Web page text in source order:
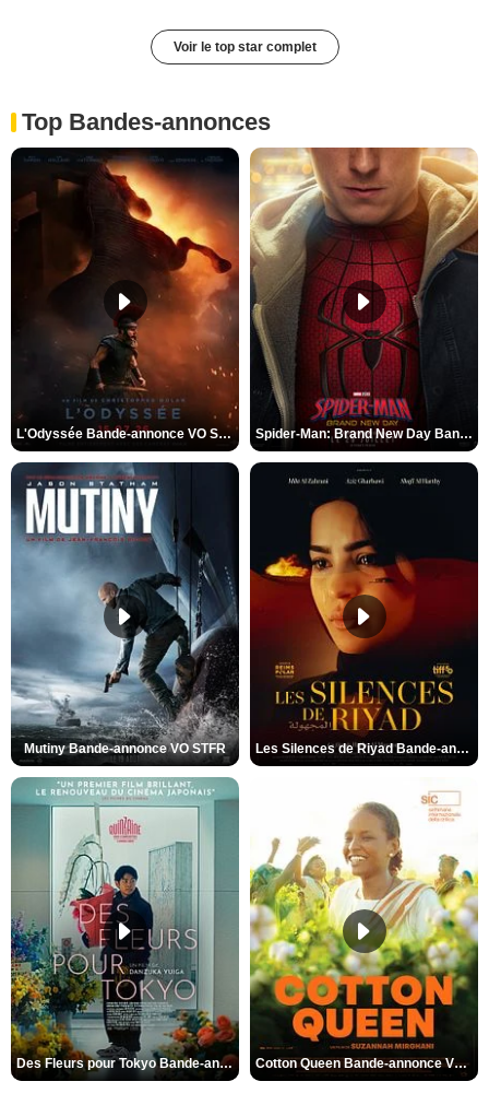
Voir le top star complet
Top Bandes-annonces
L'Odyssée Bande-annonce VO STFR Spider-Man: Brand New Day Bande-annonce VO STFR
Mutiny Bande-annonce VO STFR Les Silences de Riyad Bande-annonce VO STFR
Des Fleurs pour Tokyo Bande-annonce VO STFR Cotton Queen Bande-annonce VO STFR